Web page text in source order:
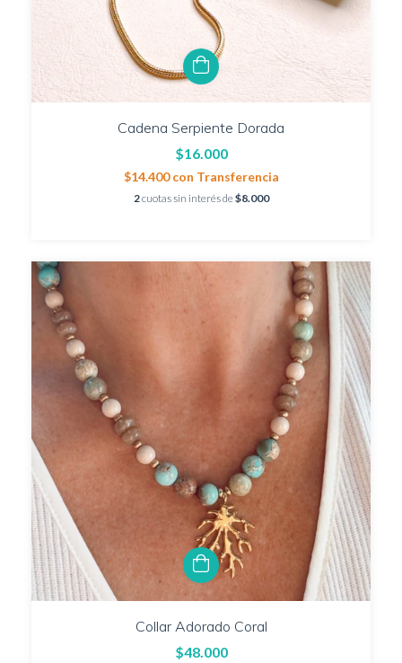
Cadena Serpiente Dorada
$16.000
$14.400con Transferencia
2cuotas sin interés de$8.000
Collar Adorado Coral
$48.000